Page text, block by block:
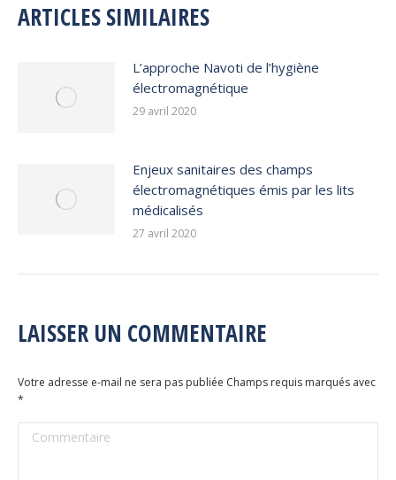
ARTICLES SIMILAIRES
L’approche Navoti de l’hygiène
électromagnétique
29 avril 2020
Enjeux sanitaires des champs
électromagnétiques émis par les lits
médicalisés
27 avril 2020
LAISSER UN COMMENTAIRE
Votre adresse e-mail ne sera pas publiée Champs requis marqués avec
*
Commentaire